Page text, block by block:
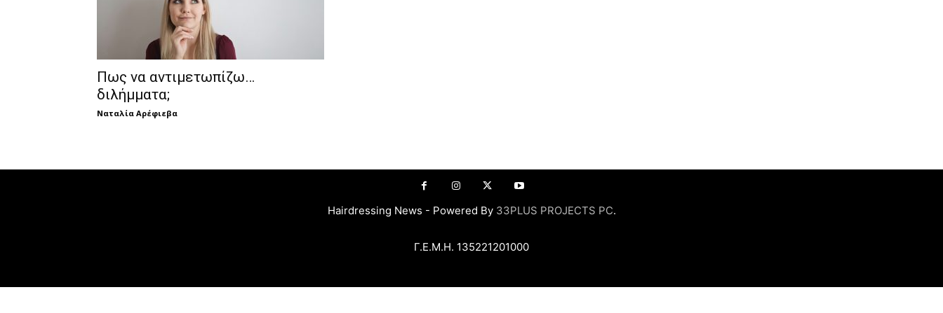
Πως να αντιμετωπίζω…
διλήμματα;
Ναταλία Αρέφιεβα
Hairdressing News - Powered By 33PLUS PROJECTS PC.
Γ.Ε.Μ.Η. 135221201000